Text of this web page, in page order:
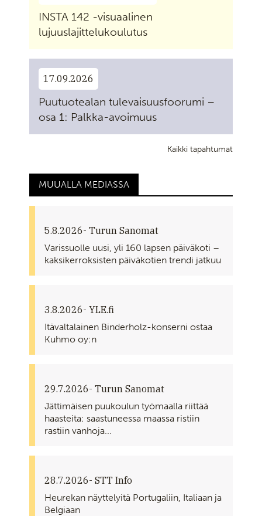
INSTA 142 -visuaalinen
lujuuslajittelukoulutus
17.09.2026
Puutuotealan tulevaisuusfoorumi –
osa 1: Palkka-avoimuus
Kaikki tapahtumat
MUUALLA MEDIASSA
5.8.2026- Turun Sanomat
Varissuolle uusi, yli 160 lapsen päiväkoti –
kaksikerroksisten päiväkotien trendi jatkuu
3.8.2026- YLE.fi
Itävaltalainen Binderholz-konserni ostaa
Kuhmo oy:n
29.7.2026- Turun Sanomat
Jättimäisen puukoulun työmaalla riittää
haasteita: saastuneessa maassa ristiin
rastiin vanhoja...
28.7.2026- STT Info
Heurekan näyttelyitä Portugaliin, Italiaan ja
Belgiaan